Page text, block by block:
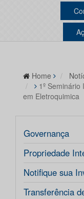
Home
1º
em Eletroquimica
Governança
Propriedade
Notifique sua
Transferência